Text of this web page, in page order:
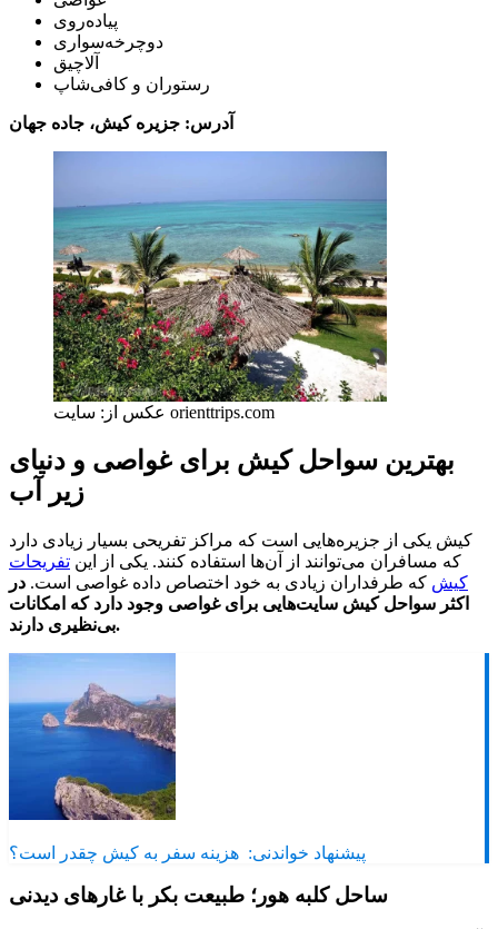
پیاده‌روی
دوچرخه‌سواری
آلاچیق
رستوران و کافی‌شاپ
آدرس: جزیره کیش، جاده جهان
عکس از: سایت orienttrips.com
بهترین سواحل کیش برای غواصی و دنیای
زیر آب
کیش یکی از جزیره‌هایی است که مراکز تفریحی بسیار زیادی دارد
که مسافران می‌توانند از آن‌ها استفاده کنند. یکی از این تفریحات
کیش که طرفداران زیادی به خود اختصاص داده غواصی است. در
اکثر سواحل کیش سایت‌هایی برای غواصی وجود دارد که امکانات
بی‌نظیری دارند.
پیشنهاد خواندنی: هزینه سفر به کیش چقدر است؟
ساحل کلبه هور؛ طبیعت بکر با غارهای دیدنی